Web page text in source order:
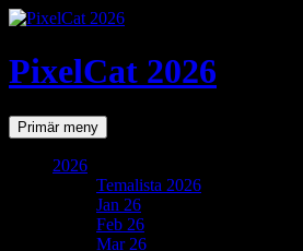
PixelCat 2026
SökPrimär meny Gå
till
2026
Temalista 2026
Jan 26
Feb 26
Mar 26